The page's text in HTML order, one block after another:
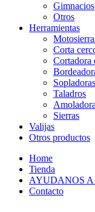
Gimnacios
Otros
Herramientas
Corta
Cortadora
Sopladoras
Taladros
Amoladora
Sierras
Valijas
Otros productos
Home
Tienda
AYUDANOS
Contacto